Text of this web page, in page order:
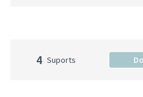
4 Suports